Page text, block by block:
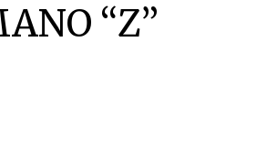
“Z”